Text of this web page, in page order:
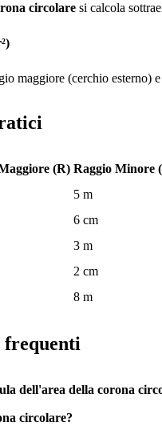
circolare si calcola
maggiore (cerchio esterno) e
(R) Raggio Minore
5 m
6 cm
3 m
2 cm
8 m
frequenti
dell'area della corona
circolare?